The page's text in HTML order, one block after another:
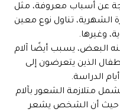
عن أسباب معروفة، مثل
الشهرية، تناول نوع معين
وغيرها.
البعض، يسبب أيضًا آلام
الذين يتعرضون إلى
الدراسة.
متلازمة الشعور بآلام
حيث أن الشخص يشعر